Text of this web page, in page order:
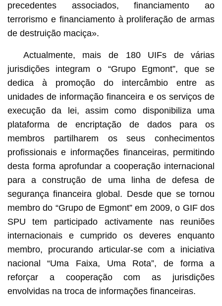
precedentes associados, financiamento ao
terrorismo e financiamento à proliferação de armas
de destruição maciça».
Actualmente, mais de 180 UIFs de várias
jurisdições integram o “Grupo Egmont”, que se
dedica à promoção do intercâmbio entre as
unidades de informação financeira e os serviços de
execução da lei, assim como disponibiliza uma
plataforma de encriptação de dados para os
membros partilharem os seus conhecimentos
profissionais e informações financeiras, permitindo
desta forma aprofundar a cooperação internacional
para a construção de uma linha de defesa de
segurança financeira global. Desde que se tornou
membro do “Grupo de Egmont” em 2009, o GIF dos
SPU tem participado activamente nas reuniões
internacionais e cumprido os deveres enquanto
membro, procurando articular-se com a iniciativa
nacional “Uma Faixa, Uma Rota”, de forma a
reforçar a cooperação com as jurisdições
envolvidas na troca de informações financeiras.